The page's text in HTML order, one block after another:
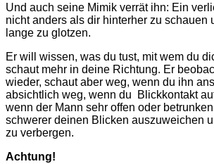
Und auch seine Mimik verrät ihn: Ein
nicht anders als dir hinterher zu schauen
lange zu glotzen.
Er will wissen, was du tust, mit wem du
schaut mehr in deine Richtung. Er
wieder, schaut aber weg, wenn du ihn
absichtlich weg, wenn du Blickkontakt
wenn der Mann sehr offen oder
schwerer deinen Blicken auszuweichen
zu verbergen.
Achtung!